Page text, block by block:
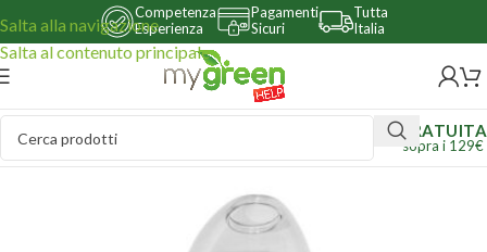
Salta alla navigazione
Salta al contenuto principale
Competenza
Esperienza
Pagamenti
Sicuri
Tutta
Italia
GRATUITA
sopra i 129€